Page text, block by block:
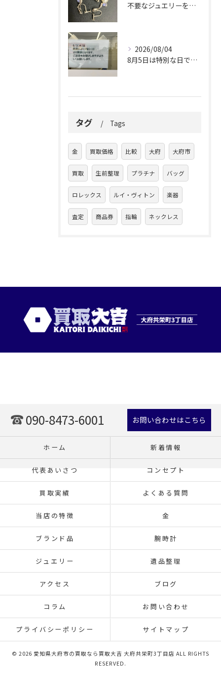
不要なジュエリーを眠らせていませんか？
2026/08/04
8月5日は特別な日です。
タグ Tags
金 買取価格 比較 大府 大府市
買取 生前整理 プラチナ バッグ
ロレックス ルイ・ヴィトン 楽器
査定 商品券 指輪 ネックレス
090-8473-6001 お問い合わせはこちら
ホーム 新着情報
代表あいさつ コンセプト
買取実績 よくある質問
当店の特徴 金
ブランド品 腕時計
ジュエリー 遺品整理
アクセス ブログ
コラム お問い合わせ
プライバシーポリシー サイトマップ
© 2026 愛知県大府市の買取なら買取大吉 大府共栄町3丁目店 ALL RIGHTS
RESERVED.